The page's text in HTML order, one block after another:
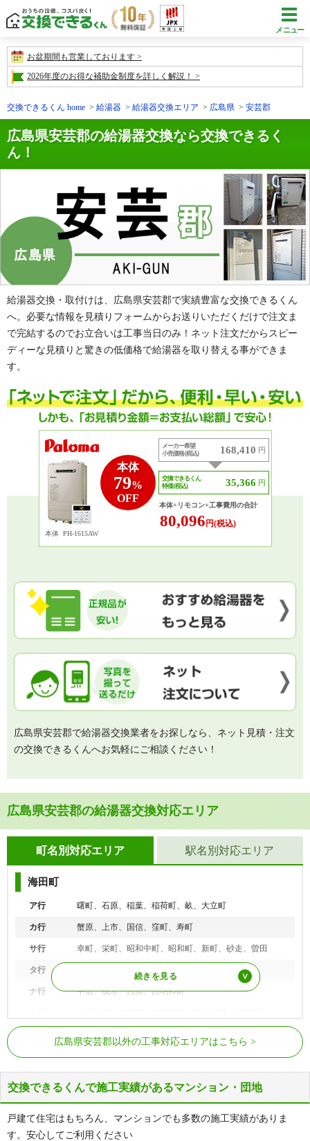
メニュー
お盆期間も営業しております
2026年度のお得な補助金制度を詳しく解説！
交換できるくん home 給湯器 給湯器交換エリア 広島県 安芸郡
広島県安芸郡の給湯器交換なら交換できるく
ん！
給湯器交換・取付けは、広島県安芸郡で実績豊富な交換できるくん
へ。必要な情報を見積りフォームからお送りいただくだけで注文ま
で完結するのでお立合いは工事当日のみ！ネット注文だからスピー
ディーな見積りと驚きの低価格で給湯器を取り替える事ができま
す。
本体
79%
OFF
本体 PH-1615AW
メーカー希望
小売価格 (税込)
168,410 円
交換できるくん
特価 (税込)
35,366 円
本体+リモコン+工事費用の合計
80,096円(税込)
広島県安芸郡で給湯器交換業者をお探しなら、ネット見積・注文
の交換できるくんへお気軽にご相談ください！
広島県安芸郡の給湯器交換対応エリア
町名別対応エリア
海田町
ア行 曙町、石原、稲葉、稲荷町、畝、大立町
カ行 蟹原、上市、国信、窪町、寿町
サ行 幸町、栄町、昭和中町、昭和町、新町、砂走、曽田
タ行 大正町、月見町、つくも町、寺迫
ナ行 中店、成本、西浜、西明神町
川町、南本町、南明神町、明神町
熊野町
ア行 石神
カ行 柿迫、川角、神田、貴船、呉地
駅名別対応エリア
JR山陽本線 海田市駅、向洋駅
広島県安芸郡以外の工事対応エリアはこちら
交換できるくんで施工実績があるマンション・団地
戸建て住宅はもちろん、マンションでも多数の施工実績がありま
す。安心してご利用ください